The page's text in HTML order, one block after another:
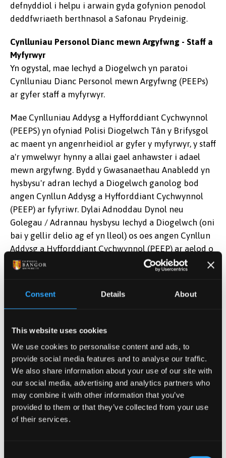
Consent Details About
This website uses cookies
We use cookies to personalise content and ads, to
provide social media features and to analyse our traffic.
We also share information about your use of our site with
our social media, advertising and analytics partners who
may combine it with other information that you’ve
provided to them or that they’ve collected from your use
of their services.
defnyddiol i helpu i arwain gyda gofynion penodol
deddfwriaeth berthnasol a Safonau Prydeinig.
Cynlluniau Personol Dianc mewn Argyfwng - Staff a
Myfyrwyr
Yn ogystal, mae Iechyd a Diogelwch yn paratoi
Cynlluniau Dianc Personol mewn Argyfwng (PEEPs)
ar gyfer staff a myfyrwyr.
Mae Cynlluniau Addysg a Hyfforddiant Cychwynnol
(PEEPS) yn ofyniad Polisi Diogelwch Tân y Brifysgol
ac maent yn angenrheidiol ar gyfer y myfyrwyr, y staff
a'r ymwelwyr hynny a allai gael anhawster i adael
mewn argyfwng. Bydd y Gwasanaethau Anabledd yn
hysbysu'r adran Iechyd a Diogelwch ganolog bod
angen Cynllun Addysg a Hyfforddiant Cychwynnol
(PEEP) ar fyfyriwr. Dylai Adnoddau Dynol neu
Golegau / Adrannau hysbysu Iechyd a Diogelwch (oni
bai y gellir delio ag ef yn lleol) os oes angen Cynllun
Addysg a Hyfforddiant Cychwynnol (PEEP) ar aelod o
staff.
Diogelwch canolog yn rhoi gwybodaeth i’r myfyriwr i
nodi pa drefniadau sydd ar waith ar gyfer yr
Unwaith y cytunir arno gyda'r myfyriwr, anfonir copi
o'r PEEP at y Gwasanaethau Anabledd sy'n rhannu
gwybodaeth yn ôl yr angen.
Os oes angen PEEP ar aelod o staff, gall Iechyd a
Diogelwch canolog gwrdd â’r aelod o staff a staff